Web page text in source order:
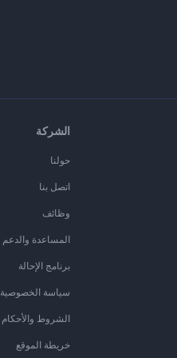
الشركة
حولنا
اتصل بنا
وظائف
المساعدة والدعم
برنامج الإحالة
سياسة الخصوصية
الشروط والأحكام
خريطة الموقع